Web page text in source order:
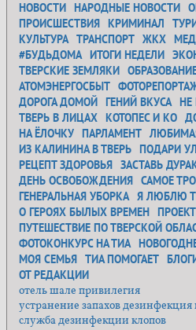
НОВОСТИ НАРОДНЫЕ НОВОСТИ
ПРОИСШЕСТВИЯ КРИМИНАЛ
КУЛЬТУРА ТРАНСПОРТ ЖКХ
#БУДЬДОМА ИТОГИ НЕДЕЛИ
ТВЕРСКИЕ ЗЕМЛЯКИ
АТОМЭНЕРГОСБЫТ
ДОРОГА ДОМОЙ ГЕНИЙ ВКУСА НЕ
ТВЕРЬ В ЛИЦАХ КОТОПЕС И КО
НА ЁЛОЧКУ ПАРЛАМЕНТ
ИЗ КАЛИНИНА В ТВЕРЬ ПОДАРИ
РЕЦЕПТ ЗДОРОВЬЯ ЗАСТАВЬ
ДЕНЬ ОСВОБОЖДЕНИЯ САМОЕ
ГЕНЕРАЛЬНАЯ УБОРКА Я ЛЮБЛЮ
О ГЕРОЯХ БЫЛЫХ ВРЕМЕН
ПУТЕШЕСТВИЕ ПО ТВЕРСКОЙ
ФОТОКОНКУРС НА ТИА
МОЯ СЕМЬЯ ТИА ПОМОГАЕТ
ОТ РЕДАКЦИИ
отель шале привилегия
устранение запахов
служба дезинфекции клопов